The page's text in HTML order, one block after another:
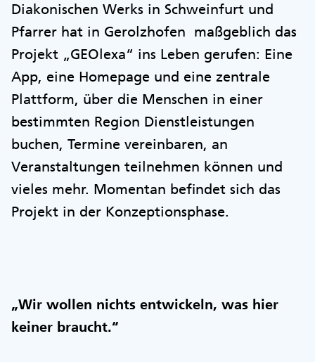
Diakonischen Werks in Schweinfurt und
Pfarrer hat in Gerolzhofen maßgeblich das
Projekt „GEOlexa“ ins Leben gerufen: Eine
App, eine Homepage und eine zentrale
Plattform, über die Menschen in einer
bestimmten Region Dienstleistungen
buchen, Termine vereinbaren, an
Veranstaltungen teilnehmen können und
vieles mehr. Momentan befindet sich das
Projekt in der Konzeptionsphase.
„Wir wollen nichts entwickeln, was hier
keiner braucht.“